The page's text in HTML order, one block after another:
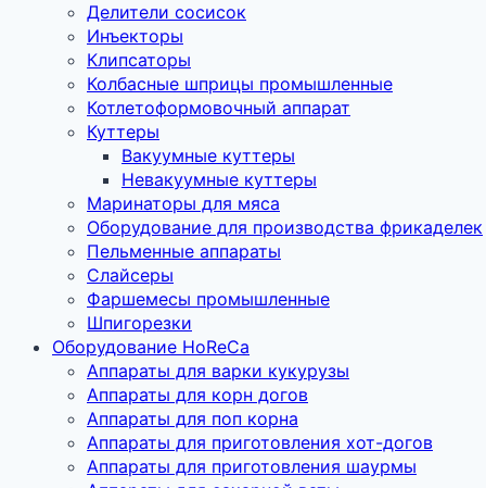
Делители сосисок
Инъекторы
Клипсаторы
Колбасные шприцы промышленные
Котлетоформовочный аппарат
Куттеры
Вакуумные куттеры
Невакуумные куттеры
Маринаторы для мяса
Оборудование для производства фрикаделек
Пельменные аппараты
Слайсеры
Фаршемесы промышленные
Шпигорезки
Оборудование HoReCa
Аппараты для варки кукурузы
Аппараты для корн догов
Аппараты для поп корна
Аппараты для приготовления хот-догов
Аппараты для приготовления шаурмы